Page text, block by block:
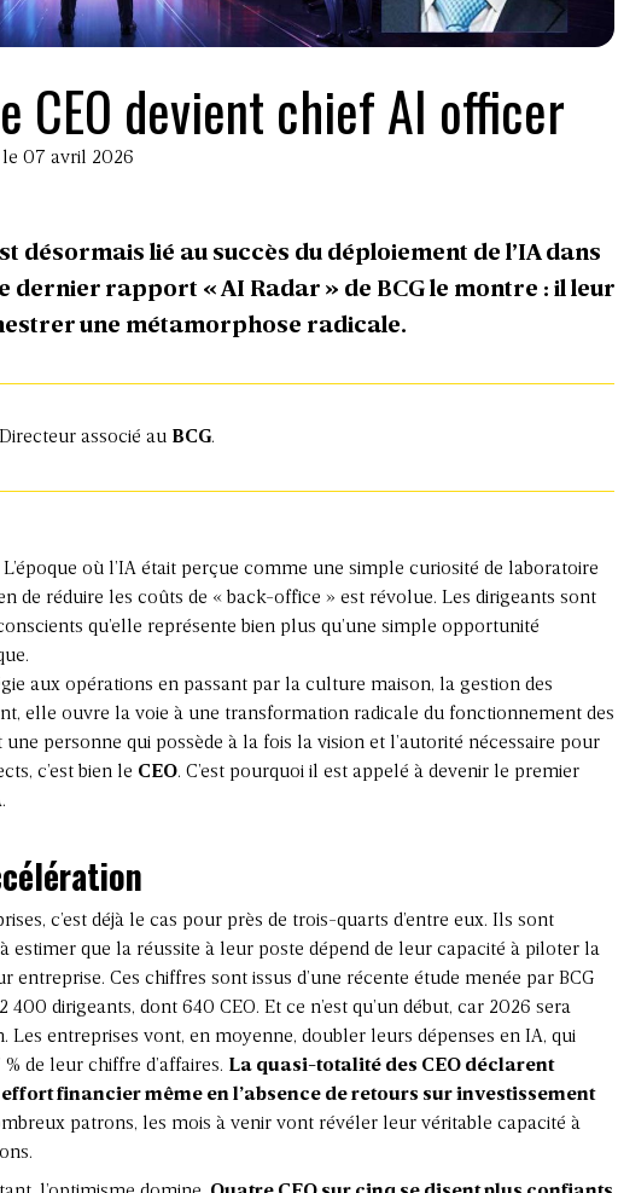
CEO devient chief AI officer
le 07 avril 2026
désormais lié au succès du déploiement de l’IA dans
dernier rapport « AI Radar » de BCG le montre : il leur
une métamorphose radicale.
associé au BCG.
L’époque où l’IA était perçue comme une simple curiosité de laboratoire
de réduire les coûts de « back-office » est révolue. Les dirigeants sont
qu’elle représente bien plus qu’une simple opportunité
auxopérations en passant par la culture maison, lagestion des
, elle ouvre la voie à une transformation radicale du fonctionnement des
une personne qui possède à la fois la vision et l’autorité nécessaire pour
c’est bien le CEO. C’est pourquoi il est appelé à devenir le premier
c’est déjà le cas pour près de trois-quarts d’entre eux. Ils sont
estimer que la réussite à leur poste dépend de leur capacité à piloter la
entreprise. Ces chiffres sont issus d’une récente étude menée par BCG
400 dirigeants, dont 640 CEO. Et ce n’est qu’un début, car 2026 sera
Les entreprises vont, en moyenne, doubler leurs dépenses en IA, qui
de leur chiffre d’affaires. La quasi-totalité des CEO déclarent
financier même en l’absence de retours sur investissement
patrons, les mois à venir vont révéler leur véritable capacité à